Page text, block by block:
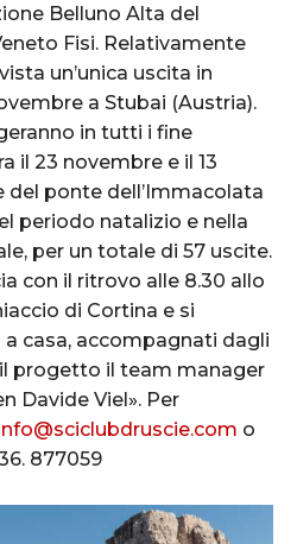
Belluno Alta del
Fisi. Relativamente
un’unica uscita in
a Stubai (Austria).
in tutti i fine
il 23 novembre e il 13
del ponte dell’Immacolata
periodo natalizio e nella
per un totale di 57 uscite.
con il ritrovo alle 8.30 allo
di Cortina e si
casa, accompagnati dagli
progetto il team manager
Davide Viel». Per
o
877059